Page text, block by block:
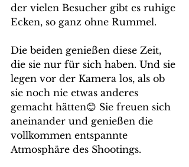
der vielen Besucher gibt es ruhige
Ecken, so ganz ohne Rummel.
Die beiden genießen diese Zeit,
die sie nur für sich haben. Und sie
legen vor der Kamera los, als ob
sie noch nie etwas anderes
gemacht hätten😊 Sie freuen sich
aneinander und genießen die
vollkommen entspannte
Atmosphäre des Shootings.